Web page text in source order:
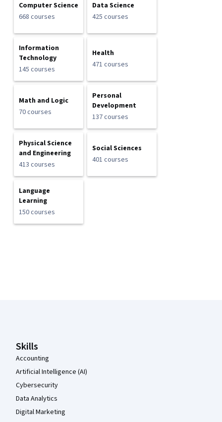
Computer Science
668 courses
Data Science
425 courses
Information
Technology
145 courses
Health
471 courses
Math and Logic
70 courses
Personal
Development
137 courses
Physical Science
and Engineering
413 courses
Social Sciences
401 courses
Language
Learning
150 courses
Skills
Accounting
Artificial Intelligence (AI)
Cybersecurity
Data Analytics
Digital Marketing